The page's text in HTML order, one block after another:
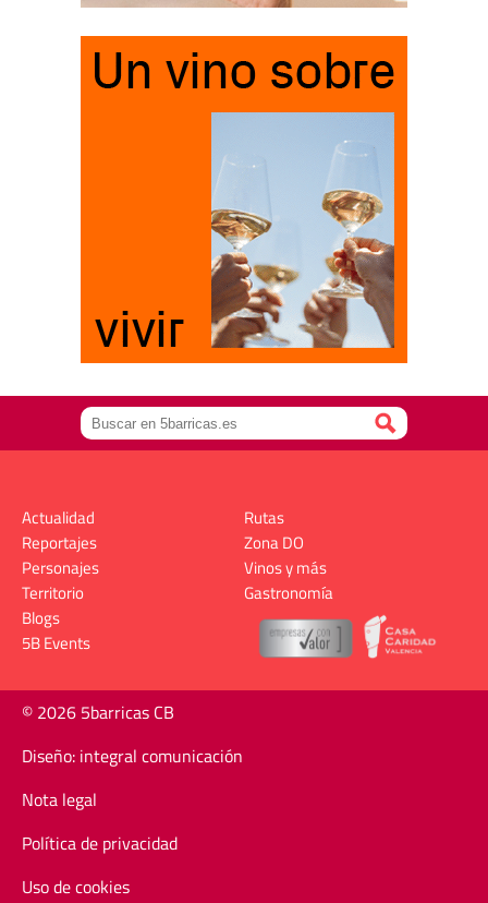
Actualidad
Reportajes
Personajes
Territorio
Rutas
Zona DO
Vinos y más
Gastronomía
Blogs
5B Events
© 2026 5barricas CB
Diseño: integral comunicación
Nota legal
Política de privacidad
Uso de cookies